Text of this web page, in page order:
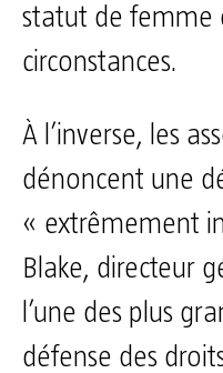
statut de femme
circonstances.
À l’inverse, les
dénoncent une
« extrêmement
Blake, directeur
l’une des plus
défense des